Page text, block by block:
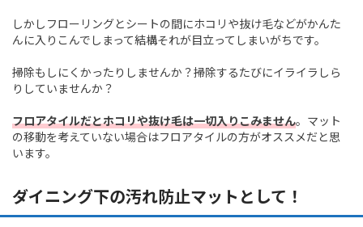
しかしフローリングとシートの間にホコリや抜け毛などがかんた
んに入りこんでしまって結構それが目立ってしまいがちです。
掃除もしにくかったりしませんか？掃除するたびにイライラしら
りしていませんか？
フロアタイルだとホコリや抜け毛は一切入りこみません。マット
の移動を考えていない場合はフロアタイルの方がオススメだと思
います。
ダイニング下の汚れ防止マットとして！